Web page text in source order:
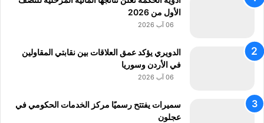
ا
ل
ن
و
الأول من 2026
06 آب 2026
الدويري يؤكد عمق العلاقات بين نقابتي المقاولين
في الأردن وسوريا
06 آب 2026
سميرات يفتتح رسميًا مركز الخدمات الحكومي في
عجلون